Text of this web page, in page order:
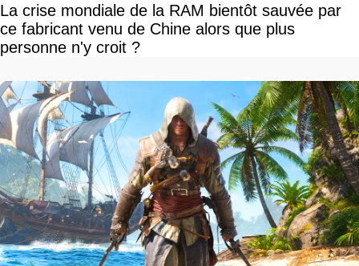
La crise mondiale de la RAM bientôt sauvée par
ce fabricant venu de Chine alors que plus
personne n'y croit ?